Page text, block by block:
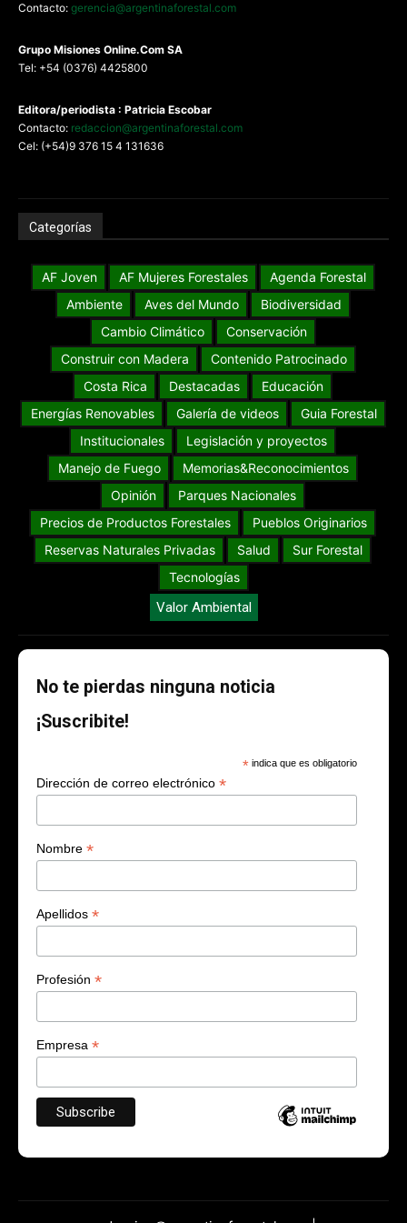
Contacto: gerencia@argentinaforestal.com
Grupo Misiones Online.Com SA
Tel: +54 (0376) 4425800
Editora/periodista : Patricia Escobar
Contacto: redaccion@argentinaforestal.com
Cel: (+54)9 376 15 4 131636
Categorías
AF Joven AF Mujeres Forestales
Agenda Forestal
Ambiente
Aves del Mundo
Biodiversidad
Cambio Climático
Conservación
Construir con Madera
Contenido Patrocinado
Costa Rica
Destacadas
Educación
Energías Renovables
Galería de videos
Guia Forestal
Institucionales
Legislación y proyectos
Manejo de Fuego
Memorias&Reconocimientos
Opinión
Parques Nacionales
Precios de Productos Forestales
Pueblos Originarios
Reservas Naturales Privadas
Salud
Sur Forestal
Tecnologías
Valor Ambiental
No te pierdas ninguna noticia
¡Suscribite!
* indica que es obligatorio
Dirección de correo electrónico *
Nombre *
Apellidos *
Profesión *
Empresa *